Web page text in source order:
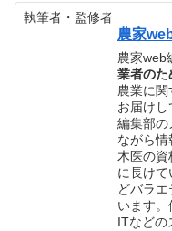
執筆者・監修者
農家
農家web
業者のた
農業に
お届けし
編集部の
ながら
木医の
に長け
どバラ
います。
ITなどの